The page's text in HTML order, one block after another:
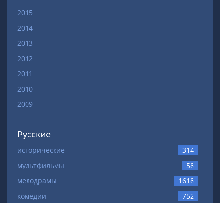
2015
2014
2013
2012
2011
2010
2009
Русские
исторические
314
мультфильмы
58
мелодрамы
1618
комедии
752